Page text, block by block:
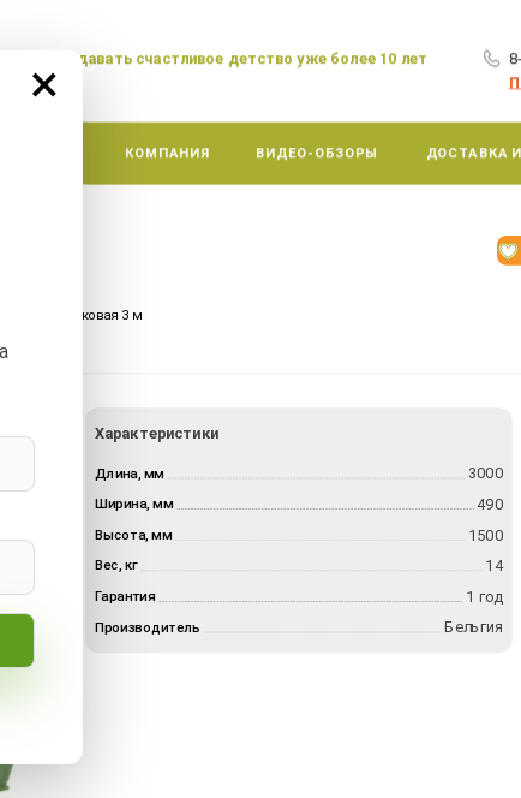
создавать счастливое детство уже более 10 лет
КОМПАНИЯ ВИДЕО-ОБЗОРЫ ДОСТАВКА
Горка пластиковая 3 м
Характеристики
Длина, мм 3000
Ширина, мм 490
Высота, мм 1500
Вес, кг 14
Гарантия 1 год
Производитель Бельгия
×